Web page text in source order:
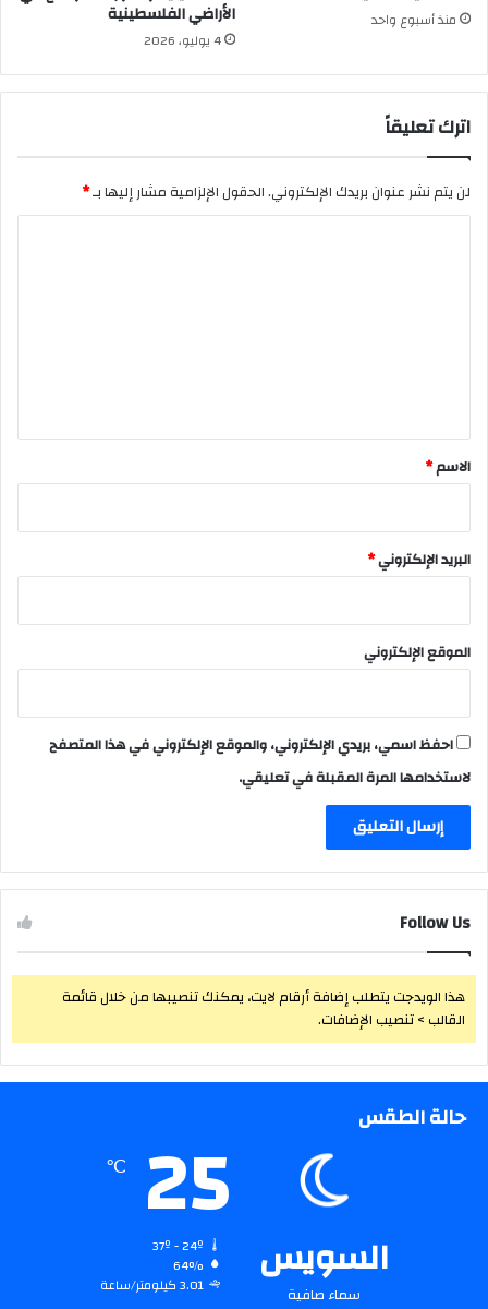
منذ أسبوع واحد الأراضي الفلسطينية
4 يوليو، 2026
اترك تعليقاً
لن يتم نشر عنوان بريدك الإلكتروني.الحقول الإلزامية مشار إليها بـ*
*
الاسم*
البريد الإلكتروني*
الموقع الإلكتروني
احفظ اسمي، بريدي الإلكتروني، والموقع الإلكتروني في هذا المتصفح
لاستخدامها المرة المقبلة في تعليقي.
Follow Us
هذا الويدجت يتطلب إضافة أرقام لايت، يمكنك تنصيبها من خلال قائمة
القالب > تنصيب الإضافات.
حالة الطقس
السويس
سماء صافية
25
℃
64%
3.01 كيلومتر/ساعة